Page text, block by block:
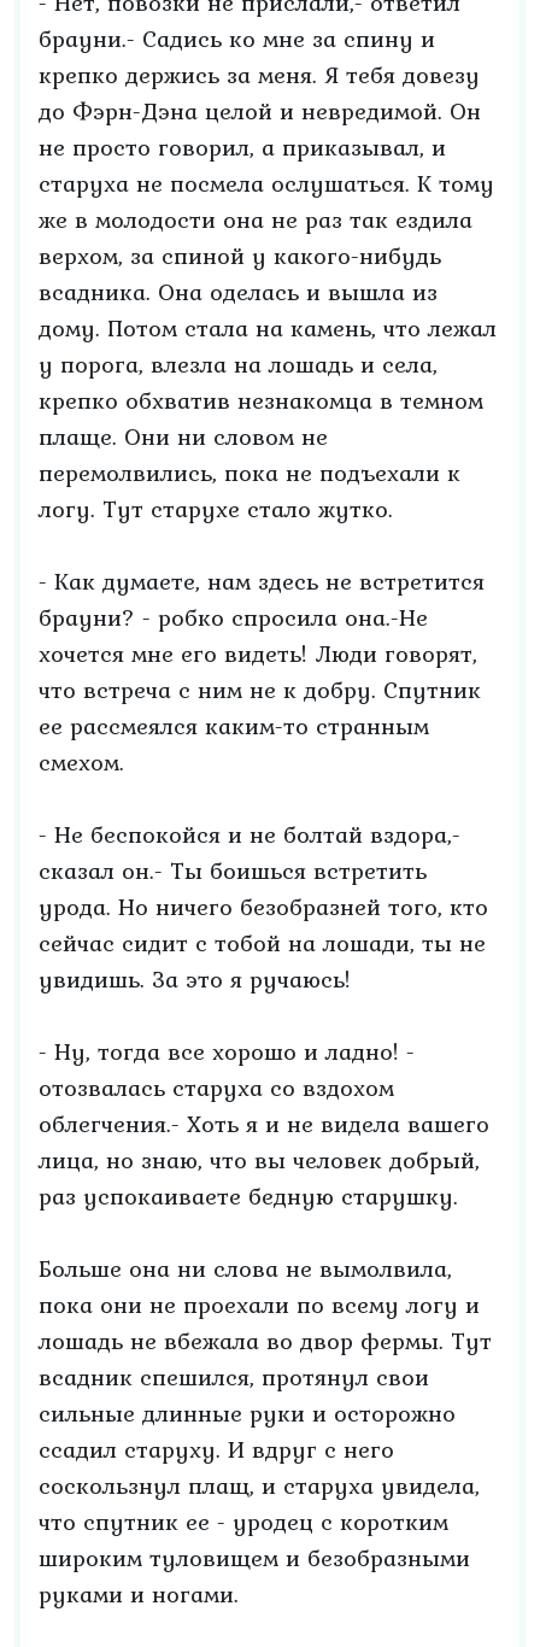
брауни.- Садись ко мне за спину и
крепко держись за меня. Я тебя довезу
до Фэрн-Дэна целой и невредимой. Он
не просто говорил, а приказывал, и
старуха не посмела ослушаться. К тому
же в молодости она не раз так ездила
верхом, за спиной у какого-нибудь
всадника. Она оделась и вышла из
дому. Потом стала на камень, что лежал
у порога, влезла на лошадь и села,
крепко обхватив незнакомца в темном
плаще. Они ни словом не
перемолвились, пока не подъехали к
логу. Тут старухе стало жутко.
- Как думаете, нам здесь не встретится
брауни? - робко спросила она.-Не
хочется мне его видеть! Люди говорят,
что встреча с ним не к добру. Спутник
ее рассмеялся каким-то странным
смехом.
- Не беспокойся и не болтай вздора,-
сказал он.- Ты боишься встретить
урода. Но ничего безобразней того, кто
сейчас сидит с тобой на лошади, ты не
увидишь. За это я ручаюсь!
- Ну, тогда все хорошо и ладно! -
отозвалась старуха со вздохом
облегчения.- Хоть я и не видела вашего
лица, но знаю, что вы человек добрый,
раз успокаиваете бедную старушку.
Больше она ни слова не вымолвила,
пока они не проехали по всему логу и
лошадь не вбежала во двор фермы. Тут
всадник спешился, протянул свои
сильные длинные руки и осторожно
ссадил старуху. И вдруг с него
соскользнул плащ, и старуха увидела,
что спутник ее - уродец с коротким
широким туловищем и безобразными
руками и ногами.